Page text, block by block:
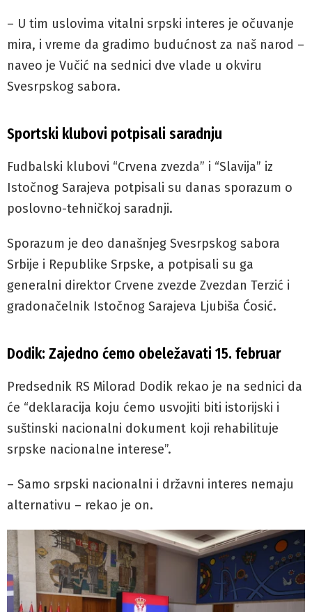
– U tim uslovima vitalni srpski interes je očuvanje
mira, i vreme da gradimo budućnost za naš narod –
naveo je Vučić na sednici dve vlade u okviru
Svesrpskog sabora.
Sportski klubovi potpisali saradnju
Fudbalski klubovi “Crvena zvezda” i “Slavija” iz
Istočnog Sarajeva potpisali su danas sporazum o
poslovno-tehničkoj saradnji.
Sporazum je deo današnjeg Svesrpskog sabora
Srbije i Republike Srpske, a potpisali su ga
generalni direktor Crvene zvezde Zvezdan Terzić i
gradonačelnik Istočnog Sarajeva Ljubiša Ćosić.
Dodik: Zajedno ćemo obeležavati 15. februar
Predsednik RS Milorad Dodik rekao je na sednici da
će “deklaracija koju ćemo usvojiti biti istorijski i
suštinski nacionalni dokument koji rehabilituje
srpske nacionalne interese”.
– Samo srpski nacionalni i državni interes nemaju
alternativu – rekao je on.